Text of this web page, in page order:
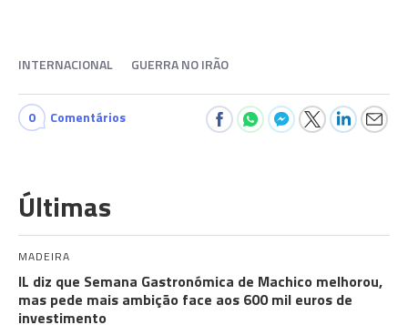
INTERNACIONAL GUERRA NO IRÃO
0 Comentários
Últimas
MADEIRA
IL diz que Semana Gastronómica de Machico melhorou,
mas pede mais ambição face aos 600 mil euros de
investimento